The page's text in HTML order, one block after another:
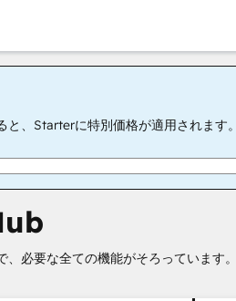
、Starterに特別価格が適用されます
必要な全ての機能がそろっています。